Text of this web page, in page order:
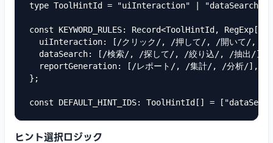
type ToolHintId = "uiInteraction" | "dataSearch"
const KEYWORD_RULES: Record<ToolHintId,
uiInteraction: [/クリック/, /押して/, /開いて/, /
  dataSearch: [/検索/, /探して/, /絞り込/, /抽出/],
  reportGeneration: [/レポート/, /集計/, /分析/],
};
const DEFAULT_HINT_IDS: ToolHintId[] =
ヒント選択ロジック